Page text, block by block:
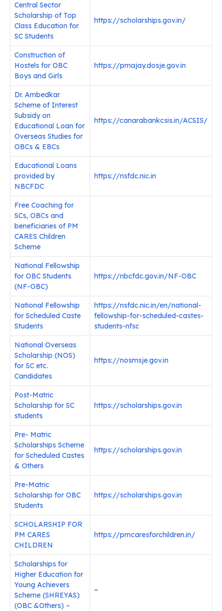
Central Sector
Scholarship of Top
Class Education for
SC Students
https://scholarships.gov.in/
Construction of
Hostels for OBC
Boys and Girls
https://pmajay.dosje.gov.in
Dr. Ambedkar
Scheme of Interest
Subsidy on
Educational Loan for
Overseas Studies for
OBCs & EBCs
https://canarabankcsis.in/ACSIS/
Educational Loans
provided by
NBCFDC
https://nsfdc.nic.in
Free Coaching for
SCs, OBCs and
beneficiaries of PM
CARES Children
Scheme
National Fellowship
for OBC Students
(NF-OBC)
https://nbcfdc.gov.in/NF-OBC
National Fellowship
for Scheduled Caste
Students
https://nsfdc.nic.in/en/national-
fellowship-for-scheduled-castes-
students-nfsc
National Overseas
Scholarship (NOS)
for SC etc.
Candidates
https://nosmsje.gov.in
Post-Matric
Scholarship for SC
students
https://scholarships.gov.in
Pre- Matric
Scholarships Scheme
for Scheduled Castes
& Others
https://scholarships.gov.in
Pre-Matric
Scholarship for OBC
Students
https://scholarships.gov.in
SCHOLARSHIP FOR
PM CARES
CHILDREN
https://pmcaresforchildren.in/
Scholarships for
Higher Education for
Young Achievers
Scheme (SHREYAS)
(OBC &Others) –
–